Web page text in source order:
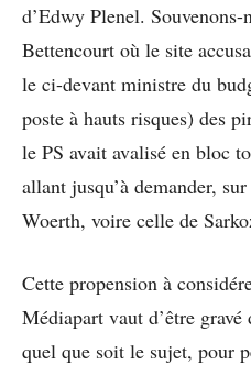
d’Edwy Plenel.
Bettencourt où le site
le ci-devant ministre du
poste à hauts risques) des
le PS avait avalisé en bloc
allant jusqu’à demander,
Woerth, voire celle de
Cette propension à
Médiapart vaut d’être
quel que soit le sujet, pour